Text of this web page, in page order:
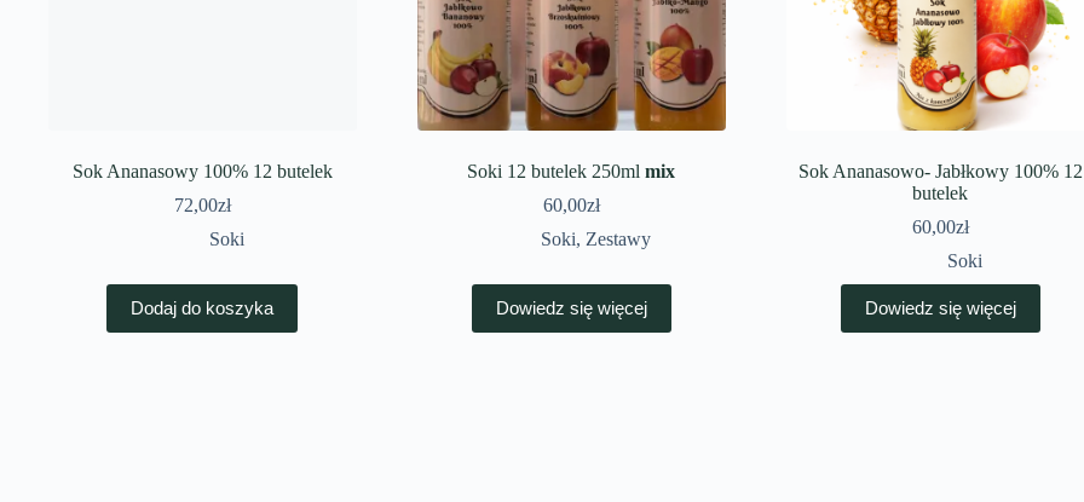
Sok Ananasowy 100% 12 butelek
72,00zł
Soki
Dodaj do koszyka
Soki 12 butelek 250mlmix
60,00zł
Soki, Zestawy
Dowiedz się więcej
Sok Ananasowo- Jabłkowy 100% 12
butelek
60,00zł
Soki
Dowiedz się więcej